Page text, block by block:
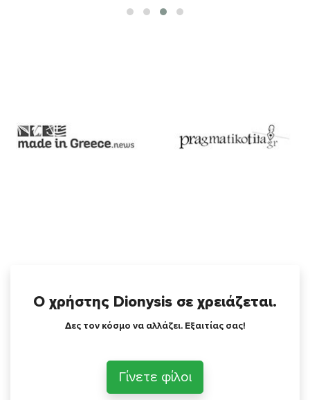
Ο χρήστης Dionysis σε χρειάζεται.
Δες τον κόσμο να αλλάζει. Εξαιτίας σας!
Γίνετε φίλοι